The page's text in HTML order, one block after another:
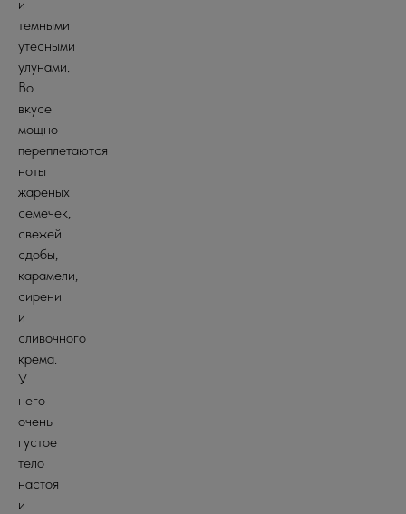
и
темными
утесными
улунами.
Во
вкусе
мощно
переплетаются
ноты
жареных
семечек,
свежей
сдобы,
карамели,
сирени
и
сливочного
крема.
У
него
очень
густое
тело
настоя
и